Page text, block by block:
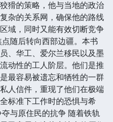
猾的策略，他与当地的政治
杂的关系网，确保他的路线
域，同时又能有效切断竞争
随后转向西部边疆。本书
、华工、爱尔兰移民以及墨
动性的工人阶层。他们是推
最容易被遗忘和牺牲的一群
人信件，重现了他们在极端
标准下工作时的恐惧与希
与原住民的抗争 随着铁轨